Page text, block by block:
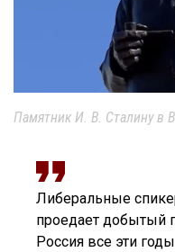
Памятник И. В. Сталину в
Либеральные
проедает добытый
Россия все эти